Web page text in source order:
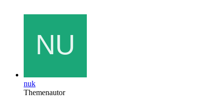
nuk
Themenautor